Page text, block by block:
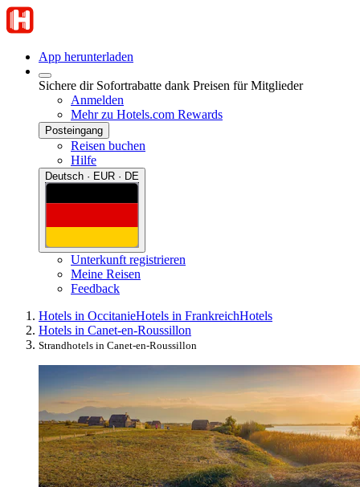
App herunterladen
Sichere dir Sofortrabatte dank Preisen für Mitglieder
Anmelden
Mehr zu Hotels.com Rewards
Posteingang
Reisen buchen
Hilfe
Deutsch · EUR · DE
Unterkunft registrieren
Meine Reisen
Feedback
Hotels in OccitanieHotels in FrankreichHotels
Hotels in Canet-en-Roussillon
Strandhotels in Canet-en-Roussillon